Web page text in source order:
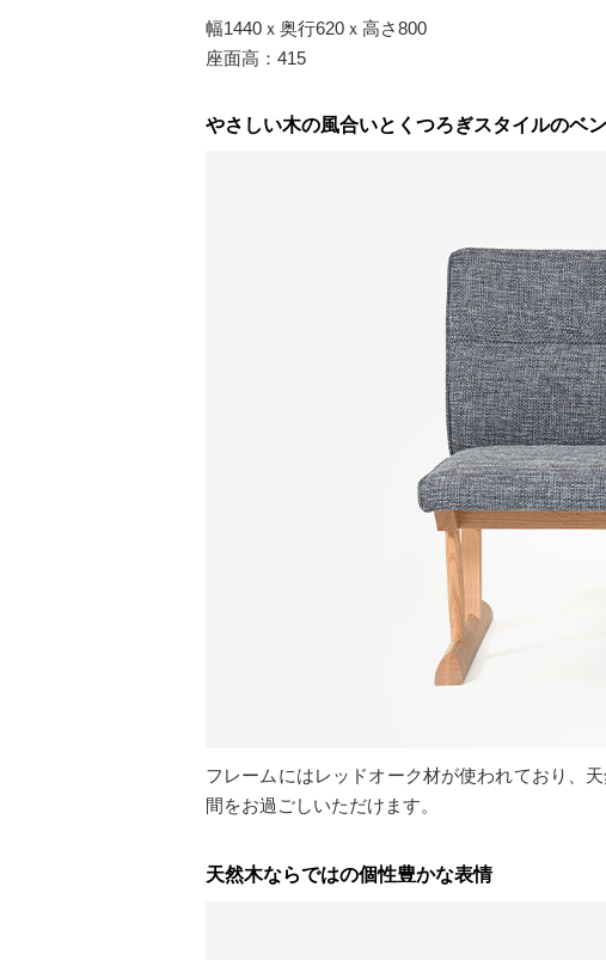
幅1440ｘ奥行620ｘ高さ800
座面高：415
やさしい木の風合いとくつろぎスタイルのベ
フレームにはレッドオーク材が使われており、
間をお過ごしいただけます。
天然木ならではの個性豊かな表情